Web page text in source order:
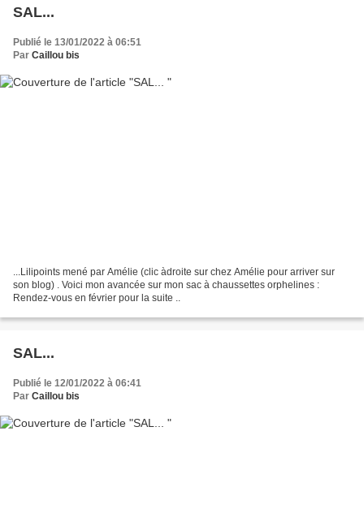
SAL...
Publié le 13/01/2022 à 06:51
Par Caillou bis
...Lilipoints mené par Amélie (clic àdroite sur chez Amélie pour arriver sur
son blog) . Voici mon avancée sur mon sac à chaussettes orphelines :
Rendez-vous en février pour la suite ..
SAL...
Publié le 12/01/2022 à 06:41
Par Caillou bis